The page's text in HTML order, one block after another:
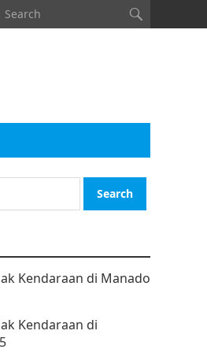
Kendaraan di Manado
Kendaraan di